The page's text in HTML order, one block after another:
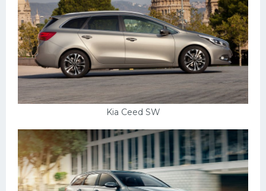
Kia Ceed SW
Крайслер
Порше
Самолеты
Корабли
Комплектующие
Лодки
Шкода
Вертолеты